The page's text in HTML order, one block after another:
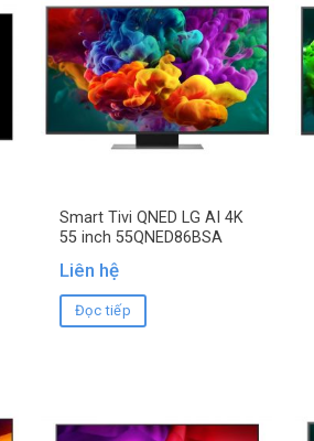
Smart Tivi QNED LG AI 4K
55 inch 55QNED86BSA
Liên hệ
Đọc tiếp